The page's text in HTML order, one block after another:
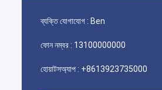
ব্যক্তি যোগাযোগ : Ben
ফোন নম্বর : 13100000000
হোয়াটসঅ্যাপ : +8613923735000